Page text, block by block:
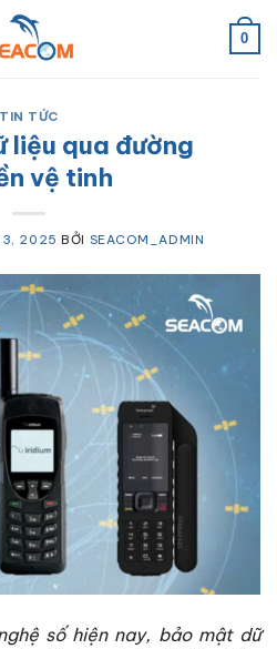
0
TIN TỨC
liệu qua đường
vệ tinh
3, 2025 BỞI SEACOM_ADMIN
số hiện nay, bảo mật dữ